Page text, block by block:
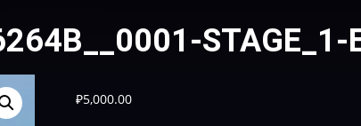
STAGE_1-
₽5,000.00